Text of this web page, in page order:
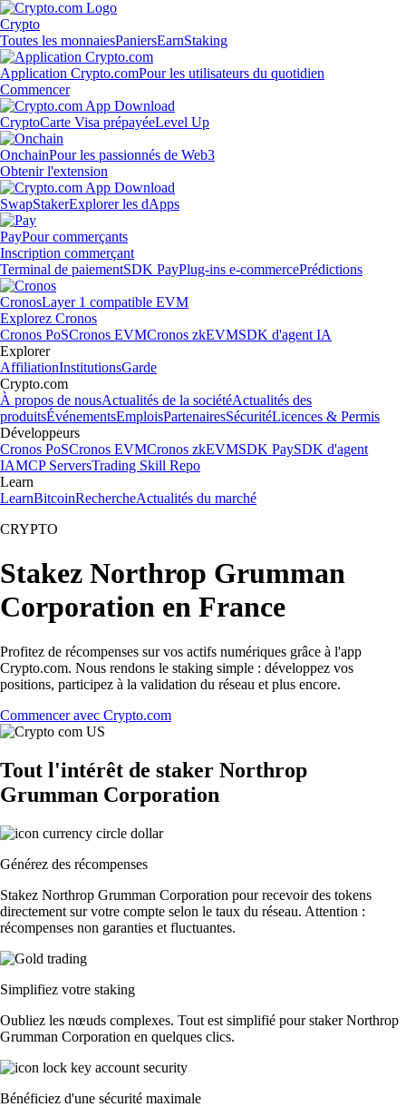
Crypto
Toutes les monnaiesPaniersEarnStaking
Application Crypto.comPour les utilisateurs du quotidien
Commencer
CryptoCarte Visa prépayéeLevel Up
OnchainPour les passionnés de Web3
Obtenir l'extension
SwapStakerExplorer les dApps
PayPour commerçants
Inscription commerçant
Terminal de paiementSDK PayPlug-ins e-commercePrédictions
CronosLayer 1 compatible EVM
Explorez Cronos
Cronos PoSCronos EVMCronos zkEVMSDK d'agent IA
Explorer
AffiliationInstitutionsGarde
Crypto.com
À propos de nousActualités de la sociétéActualités des
produitsÉvénementsEmploisPartenairesSécuritéLicences & Permis
Développeurs
Cronos PoSCronos EVMCronos zkEVMSDK PaySDK d'agent
IAMCP ServersTrading Skill Repo
Learn
LearnBitcoinRechercheActualités du marché
CRYPTO
Stakez Northrop Grumman
Corporation en France
Profitez de récompenses sur vos actifs numériques grâce à l'app
Crypto.com. Nous rendons le staking simple : développez vos
positions, participez à la validation du réseau et plus encore.
Commencer avec Crypto.com
Tout l'intérêt de staker Northrop
Grumman Corporation
Générez des récompenses
Stakez Northrop Grumman Corporation pour recevoir des tokens
directement sur votre compte selon le taux du réseau. Attention :
récompenses non garanties et fluctuantes.
Simplifiez votre staking
Oubliez les nœuds complexes. Tout est simplifié pour staker Northrop
Grumman Corporation en quelques clics.
Bénéficiez d'une sécurité maximale